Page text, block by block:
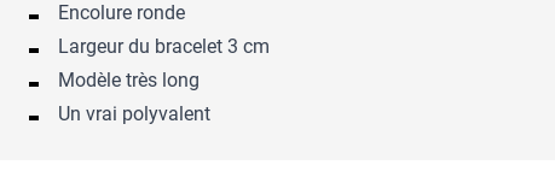
Encolure ronde
Largeur du bracelet 3 cm
Modèle très long
Un vrai polyvalent